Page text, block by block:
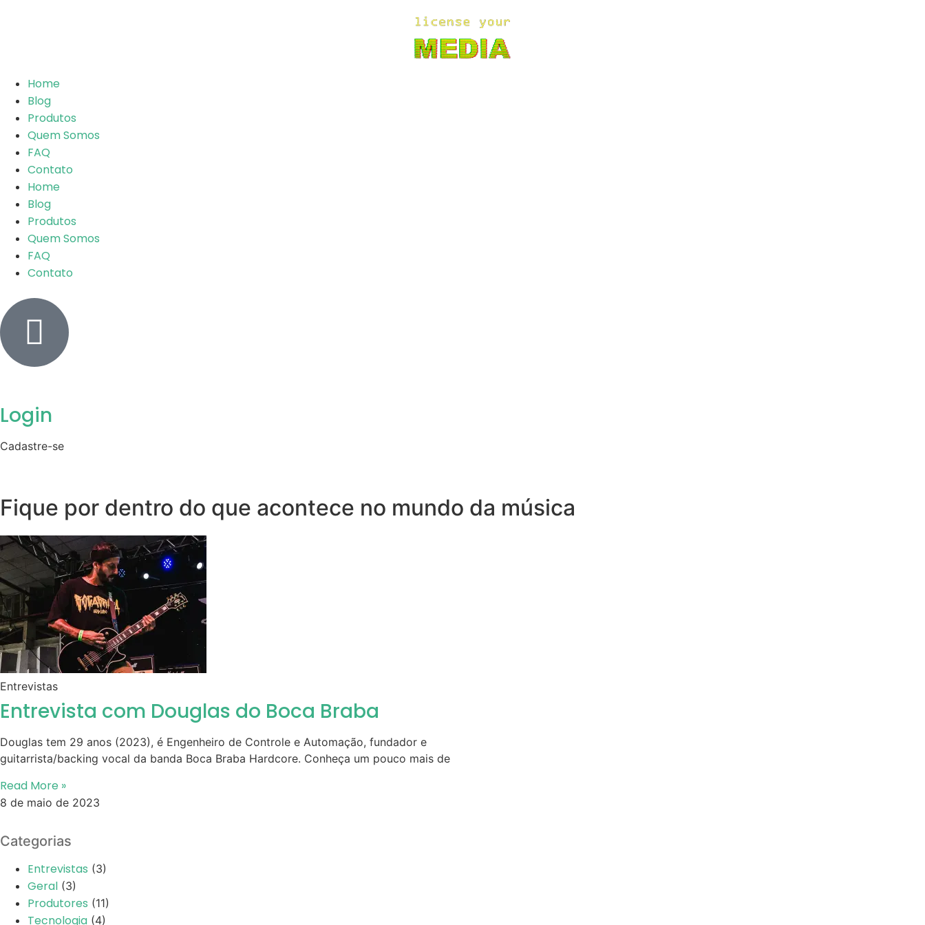
Home
Blog
Produtos
Quem Somos
FAQ
Contato
Home
Blog
Produtos
Quem Somos
FAQ
Contato
Login
Cadastre-se
Fique por dentro do que acontece no mundo da música
Entrevistas
Entrevista com Douglas do Boca Braba
Douglas tem 29 anos (2023), é Engenheiro de Controle e Automação, fundador e
guitarrista/backing vocal da banda Boca Braba Hardcore. Conheça um pouco mais de
Read More »
8 de maio de 2023
Categorias
Entrevistas (3)
Geral (3)
Produtores (11)
Tecnologia (4)